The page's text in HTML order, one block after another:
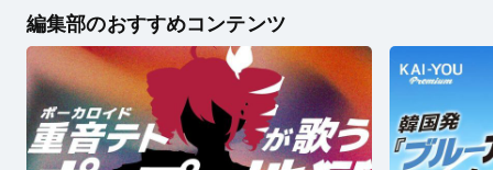
編集部のおすすめコンテンツ